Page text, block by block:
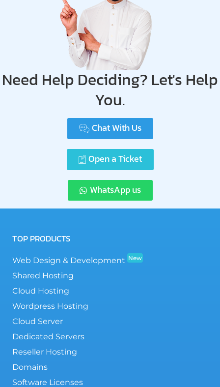
Need Help Deciding? Let's Help
You.
Chat With Us
Open a Ticket
WhatsApp us
TOP PRODUCTS
Web Design & Development New
Shared Hosting
Cloud Hosting
Wordpress Hosting
Cloud Server
Dedicated Servers
Reseller Hosting
Domains
Software Licenses